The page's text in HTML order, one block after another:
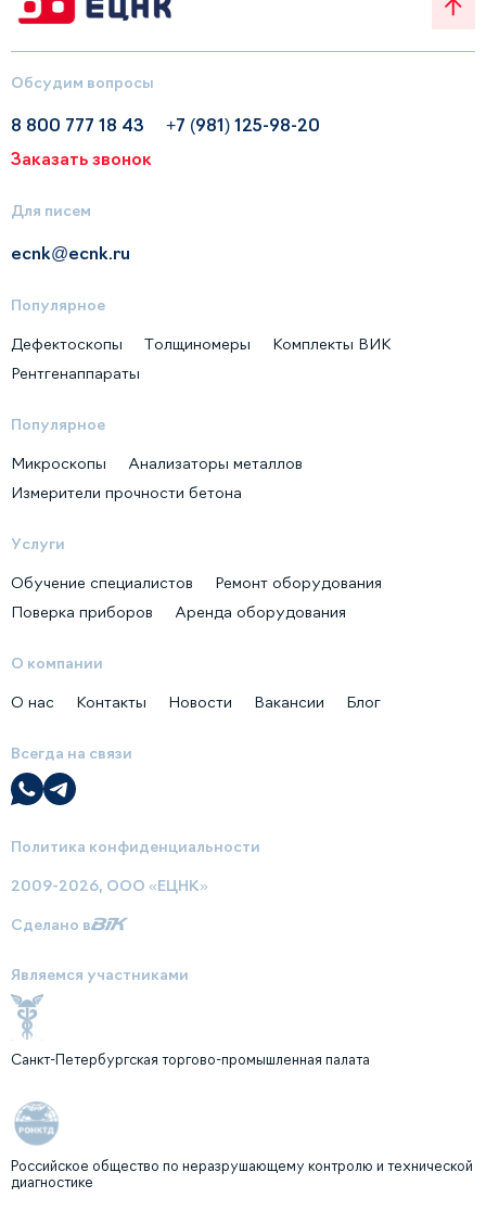
Обсудим вопросы
8 800 777 18 43
+7 (981) 125-98-20
Заказать звонок
Для писем
ecnk@ecnk.ru
Популярное
Дефектоскопы Толщиномеры
Комплекты ВИК
Рентгенаппараты
Популярное
Микроскопы
Анализаторы металлов
Измерители прочности бетона
Услуги
Обучение специалистов
Ремонт оборудования
Поверка приборов
Аренда оборудования
О компании
О нас Контакты Новости Вакансии Блог
Всегда на связи
Политика конфиденциальности
2009-2026, ООО «ЕЦНК»
Сделано в
Являемся участниками
Санкт-Петербургская торгово-промышленная палата
Российское общество по неразрушающему контролю и технической
диагностике